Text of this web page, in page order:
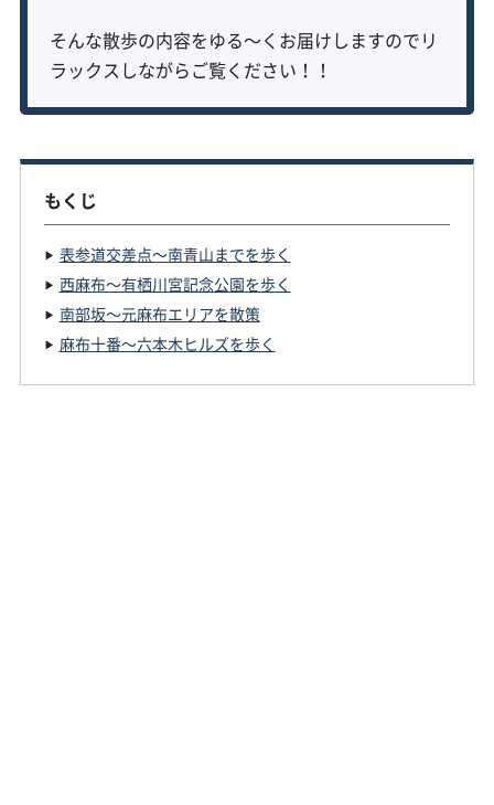
そんな散歩の内容をゆる〜くお届けしますのでリ
ラックスしながらご覧ください！！
もくじ
表参道交差点〜南青山までを歩く
西麻布〜有栖川宮記念公園を歩く
南部坂〜元麻布エリアを散策
麻布十番〜六本木ヒルズを歩く